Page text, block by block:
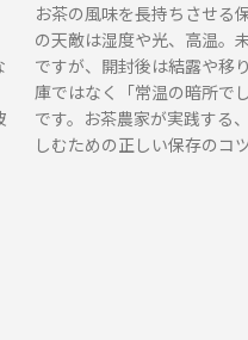
お茶の風味を長持ちさせる
の天敵は湿度や光、高温。
ですが、開封後は結露や移
庫ではなく「常温の暗所で
です。お茶農家が実践する
しむための正しい保存のコ